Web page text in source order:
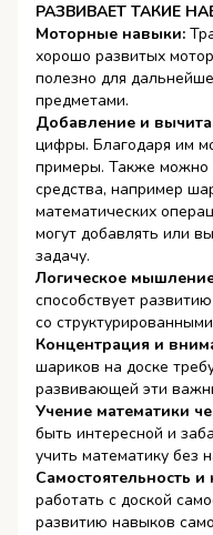
​​РАЗВИВАЕТ ТАКИЕ
Моторные навыки:
хорошо развитых
полезно для
предметами.
Добавление и
цифры. Благодаря им
примеры. Также можно
средства, например
математических
могут добавлять или
задачу.
Логическое
способствует
со
Концентрация и
шариков на доске
развивающей эти
Учение математики
быть интересной и
учить математику без
Самостоятельность и
работать с доской
развитию навыков